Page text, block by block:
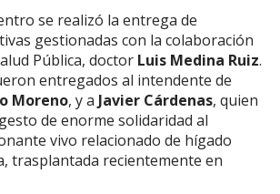
se realizó la entrega de
gestionadas con la colaboración
Pública, doctor Luis Medina Ruiz.
entregados al intendente de
Moreno, y a Javier Cárdenas, quien
de enorme solidaridad al
vivo relacionado de hígado
trasplantada recientemente en